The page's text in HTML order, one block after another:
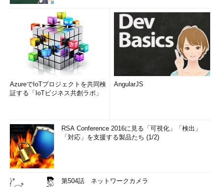
AzureでIoTプロジェクトを共同検
証する「IoTビジネス共創ラボ」
AngularJS
RSA Conference 2016に見る「可視化」「検出」
「対応」を支援する製品たち (1/2)
第504話 ネットワークカメラ